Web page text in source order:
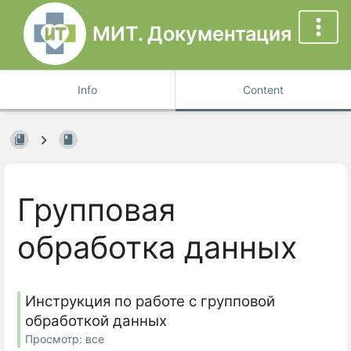
МИТ. Документация
Info Content
Групповая
обработка данных
Инструкция по работе с групповой
обработкой данных
Просмотр: все